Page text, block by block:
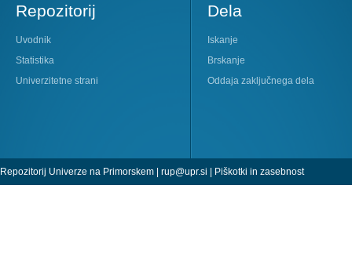
Repozitorij
Uvodnik
Statistika
Univerzitetne strani
Dela
Iskanje
Brskanje
Oddaja zaključnega dela
Repozitorij Univerze na Primorskem | rup@upr.si | Piškotki in zasebnost